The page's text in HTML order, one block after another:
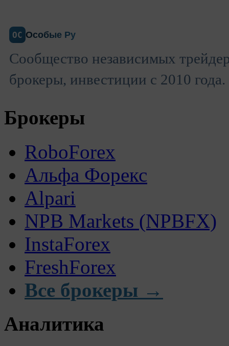
ОС Особые Ру
Сообщество независимых
брокеры, инвестиции с 2010 года.
Брокеры
RoboForex
Альфа Форекс
Alpari
NPB Markets (NPBFX)
InstaForex
FreshForex
Все брокеры →
Аналитика